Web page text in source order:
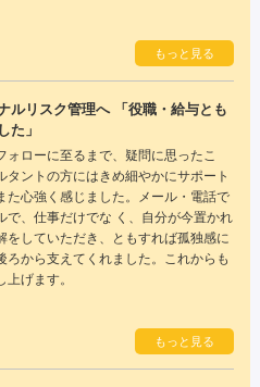
もっと見る
ルリスク管理へ 「役職・給与とも
た」
ローに至るまで、疑問に思ったこ
タントの方にはきめ細やかにサポート
た心強く感じました。メール・電話で
で、仕事だけでな く、自分が今置かれ
していただき、ともすれば孤独感に
から支えてくれました。これからも
げます。
もっと見る